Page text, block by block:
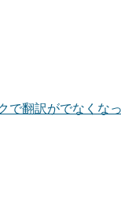
で翻訳がでなくな